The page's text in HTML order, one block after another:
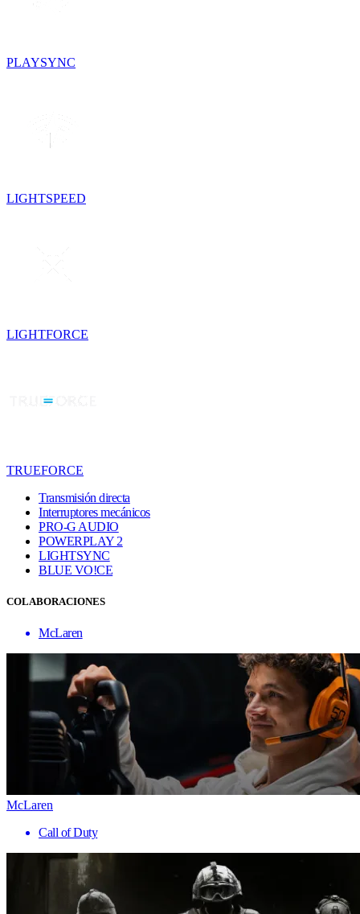
PLAYSYNC
LIGHTSPEED
LIGHTFORCE
TRUEFORCE
Transmisión directa
Interruptores mecánicos
PRO-G AUDIO
POWERPLAY 2
LIGHTSYNC
BLUE VO!CE
COLABORACIONES
McLaren
McLaren
Call of Duty